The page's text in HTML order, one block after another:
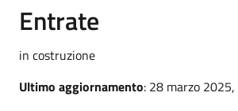
Entrate
in costruzione
Ultimo aggiornamento: 28 marzo